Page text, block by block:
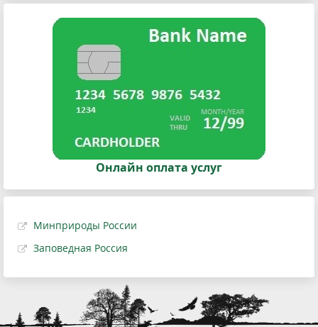
Онлайн оплата услуг
Минприроды России
Заповедная Россия